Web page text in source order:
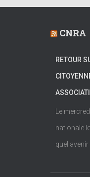
CNRA
RETOUR
Le
nationale
quel